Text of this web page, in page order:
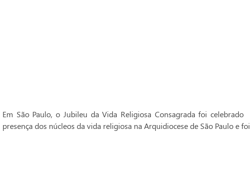
Em São Paulo, o Jubileu da Vida Religiosa Consagrada foi
presença dos núcleos da vida religiosa na Arquidiocese de São Paulo e